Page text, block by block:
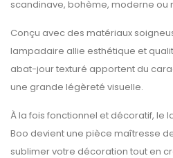
scandinave, bohème, moderne ou
Conçu avec des matériaux
lampadaire allie esthétique et
abat-jour texturé apportent du
une grande légèreté visuelle.
À la fois fonctionnel et décoratif, le
Boo devient une pièce maîtresse
sublimer votre décoration tout en